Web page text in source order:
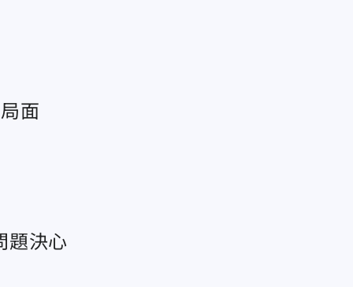
面
題決心